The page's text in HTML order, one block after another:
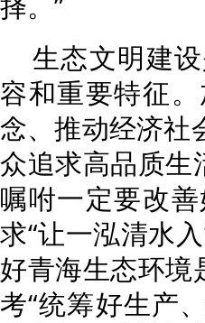
生态文明建
容和重要特征
念、推动经济社
众追求高品质生
嘱咐一定要改
求“让一泓清水
好青海生态环境
考“统筹好生产